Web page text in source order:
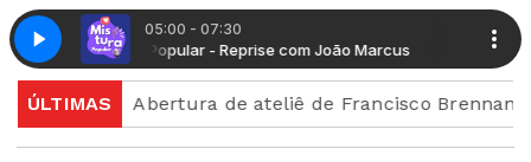
05:00 - 07:30
Mistura Popular - Reprise com João Marcus Mistura
ÚLTIMASAbertura de ateliê de Francisco Brennand